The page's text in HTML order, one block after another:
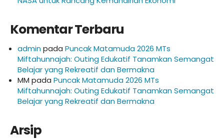
Komentar Terbaru
admin pada Puncak Matamuda 2026 MTs
Miftahunnajah: Outing Edukatif Tanamkan Semangat
Belajar yang Rekreatif dan Bermakna
MM pada Puncak Matamuda 2026 MTs
Miftahunnajah: Outing Edukatif Tanamkan Semangat
Belajar yang Rekreatif dan Bermakna
Arsip